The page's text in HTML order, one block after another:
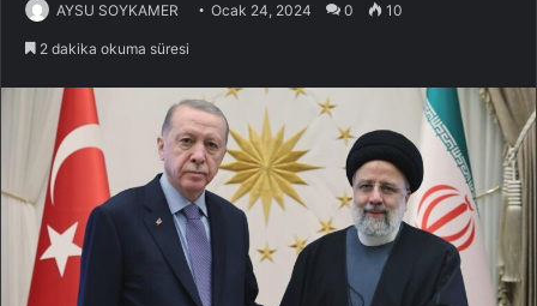
AYSU SOYKAMER Ocak 24, 2024 0 10
2 dakika okuma süresi